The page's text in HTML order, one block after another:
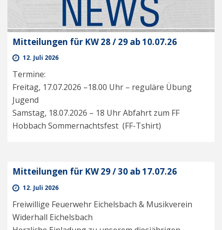
Mitteilungen für KW 28 / 29 ab 10.07.26
12. Juli 2026
Termine:
Freitag, 17.07.2026 –18.00 Uhr – reguläre Übung
Jugend
Samstag, 18.07.2026 – 18 Uhr Abfahrt zum FF
Hobbach Sommernachtsfest (FF-Tshirt)
Mitteilungen für KW 29 / 30 ab 17.07.26
12. Juli 2026
Freiwillige Feuerwehr Eichelsbach & Musikverein
Widerhall Eichelsbach